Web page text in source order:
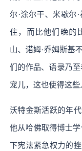
尔·涂尔干、米歇尔
住，而比他们晚的
山、诺姆·乔姆斯基
们的作品、语录乃
宠儿，这也使得这些
沃特金斯活跃的年
他从哈佛取得博士
下宪法紧急权力的